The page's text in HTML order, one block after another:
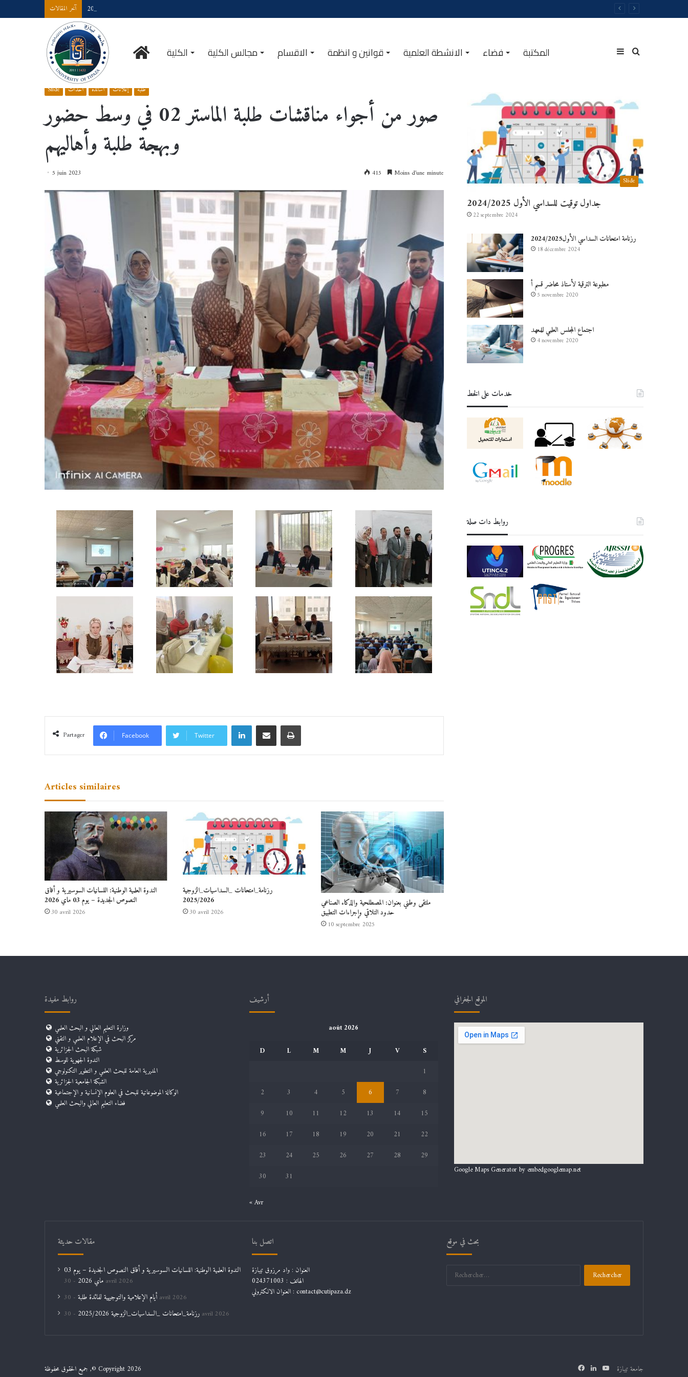
آخر المقالات
الكلية مجالس الكلية الاقسام قوانين و انظمة الانشطة العلمية فضاء المكتبة
Accueil/Slide/
Slide أحداث أساتذة إعلانات طلبة
صور من أجواء مناقشات طلبة الماستر 02 في وسط حضور
وبهجة طلبة وأهاليهم
5 juin 2023 415 Moins d’une minute
Partager Facebook Twitter
Articles similaires
الندوة العلمية الوطنية: اللسانيات السوسيرية و أفاق
النصوص الجديدة – يوم 03 ماي 2026
30 avril 2026
رزنامة_امتحانات _السداسيات_الزوجية
2025/2026
30 avril 2026
ملتقى وطني بعنوان: المصطلحية والذكاء الصناعي
حدود التلاقي وإجراءات التطبيق
10 septembre 2025
Slide
جداول توقيت للسداسي الأول 2024/2025
22 septembre 2024
رزنامة امتحانات السداسي الأول2024/2025
18 décembre 2024
مطبوعة الترقية لأستاذ محاضر قسم أ
5 novembre 2020
اجتماع المجلس العلمي للمعهد
4 novembre 2020
خدمات على الخط
روابط دات صلة
روابط مفيدة
وزارة التعليم العالي و البحث العلمي
مركز البحث في الإعلام العلمي و التقني
شبكة البحث الجزائرية
الندوة الجهوية للوسط
المديرية العامة للبحث العلمي و التطوير التكنولوجي
الشبكة الجامعية الجزائرية
الوكالة الموضوعاتية للبحث في العلوم الإنسانية و الإجتماعية
فضاء التعليم العالي والبحث العلمي
أرشيف
août 2026
D
L M M J V
S
1
2
3 4 5 6 7
8
9
10 11 12 13 14
15
16
17 18 19 20 21
22
23
24 25 26 27 28
29
30
31
« Avr
الموقع الجغرافي
Google Maps Generator by embedgooglemap.net
مقالات حديثة
الندوة العلمية الوطنية: اللسانيات السوسيرية و أفاق النصوص الجديدة – يوم 03
ماي 2026 30 avril 2026
أيام الإعلامية والتوجيهية لفائدة طلبة 30 avril 2026
رزنامة_امتحانات _السداسيات_الزوجية 2025/2026 30 avril 2026
اتصل بنا
العنوان : واد مرزوق تيبازة
الهاتف : 024371003
العنوان الالكتروني : contact@cutipaza.dz
بحث في موقع
جميع الحقوق محفوظة ,© Copyright 2026 جامعة تيبازة